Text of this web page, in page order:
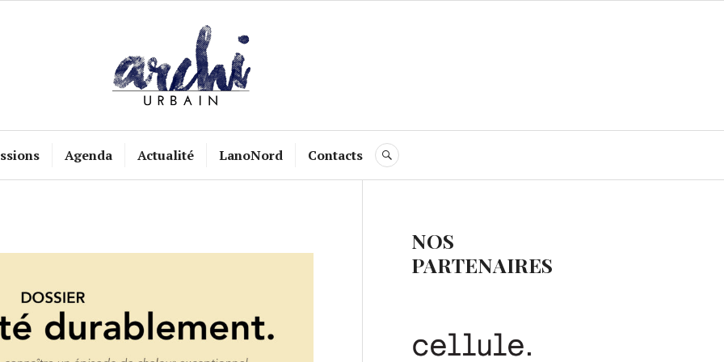
Agenda Actualité LanoNord Contacts RECHERCHE
NOS
PARTENAIRES